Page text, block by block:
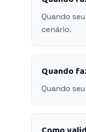
Quando
cenário.
Quando
Quando